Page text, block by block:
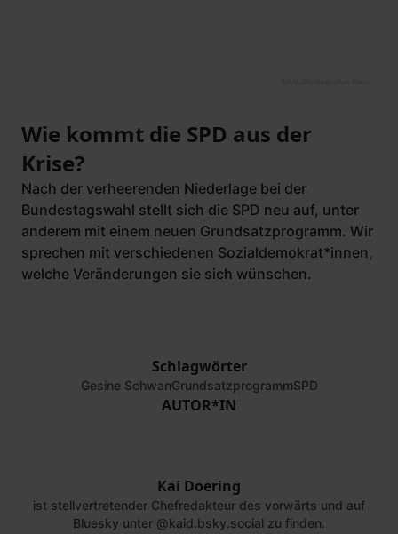
Wie kommt die SPD aus der
Krise?
Nach der verheerenden Niederlage bei der
Bundestagswahl stellt sich die SPD neu auf, unter
anderem mit einem neuen Grundsatzprogramm. Wir
sprechen mit verschiedenen Sozialdemokrat*innen,
welche Veränderungen sie sich wünschen.
Schlagwörter
Gesine SchwanGrundsatzprogrammSPD
AUTOR*IN
©
Dirk Bleicker |
Kai Doering
ist stellvertretender Chefredakteur des vorwärts und auf
Bluesky unter @kaid.bsky.social zu finden.